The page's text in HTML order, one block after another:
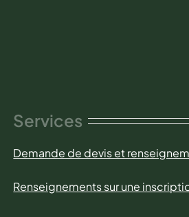
Services
Demande de devis et
Renseignements sur une